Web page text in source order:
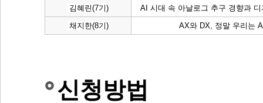
김혜린(7기)
AI 시대 속 아날로그 추구 경향과
채지한(8기)
AX와 DX, 정말 우리는
신청방법